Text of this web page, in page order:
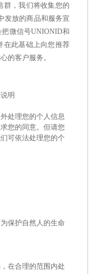
群，我们将收集您的
发放的商品和服务宣
把微信号UNIONID和
在此基础上向您推荐
的客户服务。
明
处理您的个人信息
您的同意。但请您
可依法处理您的个
保护自然人的生命
在合理的范围内处